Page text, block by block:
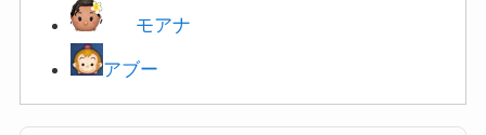
モアナ
アブー